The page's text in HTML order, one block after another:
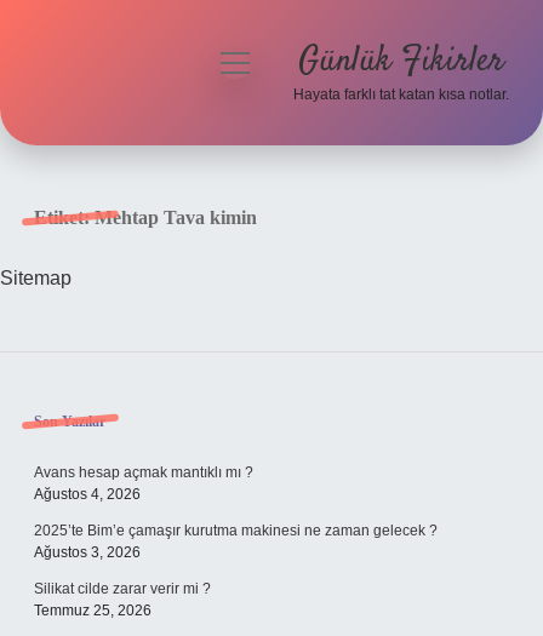
menüyü
Günlük Fikirler
Hayata farklı tat katan kısa notlar.
Etiket:Mehtap Tava kimin
Sitemap
Sidebar
Son Yazılar
Avans hesap açmak mantıklı mı ?
Ağustos 4, 2026
2025’te Bim’e çamaşır kurutma makinesi ne zaman gelecek ?
Ağustos 3, 2026
Silikat cilde zarar verir mi ?
Temmuz 25, 2026